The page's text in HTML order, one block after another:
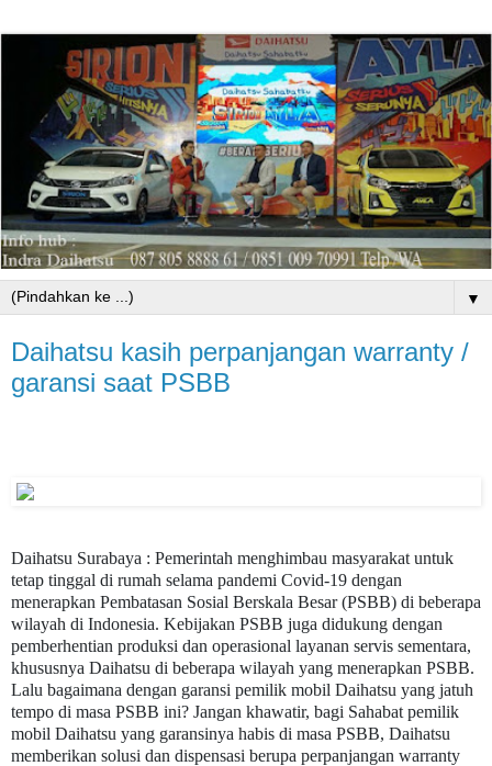
▼
Daihatsu kasih perpanjangan warranty /
garansi saat PSBB
Daihatsu Surabaya : Pemerintah menghimbau masyarakat untuk
tetap tinggal di rumah selama pandemi Covid-19 dengan
menerapkan Pembatasan Sosial Berskala Besar (PSBB) di beberapa
wilayah di Indonesia. Kebijakan PSBB juga didukung dengan
pemberhentian produksi dan operasional layanan servis sementara,
khususnya Daihatsu di beberapa wilayah yang menerapkan PSBB.
Lalu bagaimana dengan garansi pemilik mobil Daihatsu yang jatuh
tempo di masa PSBB ini? Jangan khawatir, bagi Sahabat pemilik
mobil Daihatsu yang garansinya habis di masa PSBB, Daihatsu
memberikan solusi dan dispensasi berupa perpanjangan warranty